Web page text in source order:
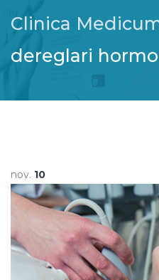
Clinica
dereglari
nov. 10